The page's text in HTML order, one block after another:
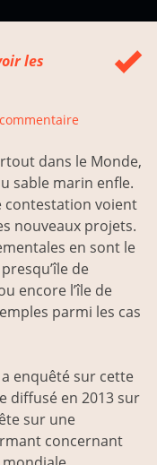
les
dans le Monde,
sable marin enfle.
contestation voient
nouveaux projets.
en sont le
de
encore l’île de
parmi les cas
enquêté sur cette
diffusé en 2013 sur
sur une
concernant